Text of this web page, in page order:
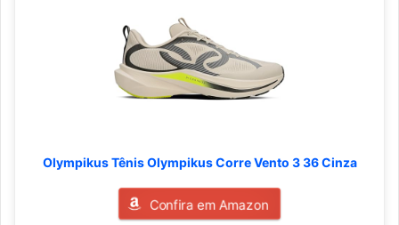
Olympikus Tênis Olympikus Corre Vento 3 36 Cinza
Confira em Amazon